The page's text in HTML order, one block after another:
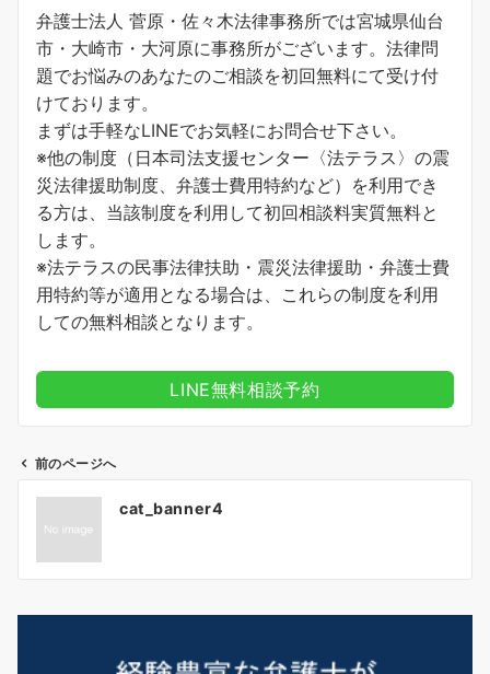
弁護士法人 菅原・佐々木法律事務所では宮城県仙台
市・大崎市・大河原に事務所がございます。法律問
題でお悩みのあなたのご相談を初回無料にて受け付
けております。
まずは手軽なLINEでお気軽にお問合せ下さい。
※他の制度（日本司法支援センター〈法テラス〉の震
災法律援助制度、弁護士費用特約など）を利用でき
る方は、当該制度を利用して初回相談料実質無料と
します。
※法テラスの民事法律扶助・震災法律援助・弁護士費
用特約等が適用となる場合は、これらの制度を利用
しての無料相談となります。
LINE無料相談予約
ビ
前のページへ
cat_banner4